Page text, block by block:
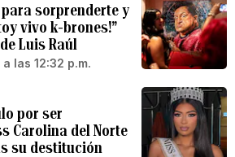
sorprenderte y
vivo k-brones!”
Luis Raúl
las 12:32 p.m.
por ser
Carolina del Norte
su destitución